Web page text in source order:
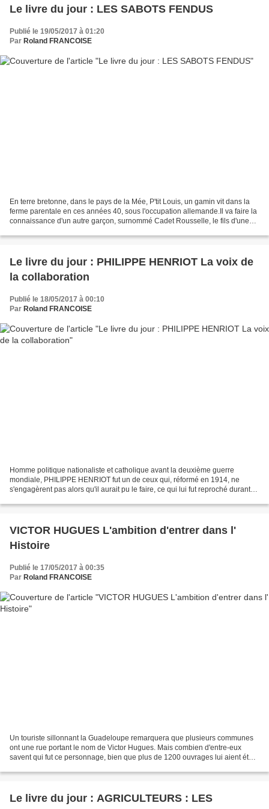
Le livre du jour : LES SABOTS FENDUS
Publié le 19/05/2017 à 01:20
Par Roland FRANCOISE
En terre bretonne, dans le pays de la Mée, P'tit Louis, un gamin vit dans la
ferme parentale en ces années 40, sous l'occupation allemande.Il va faire la
connaissance d'un autre garçon, surnommé Cadet Rousselle, le fils d'une
Le livre du jour : PHILIPPE HENRIOT La voix de
la collaboration
Publié le 18/05/2017 à 00:10
Par Roland FRANCOISE
Homme politique nationaliste et catholique avant la deuxième guerre
mondiale, PHILIPPE HENRIOT fut un de ceux qui, réformé en 1914, ne
s'engagèrent pas alors qu'il aurait pu le faire, ce qui lui fut reproché durant
VICTOR HUGUES L'ambition d'entrer dans l'
Histoire
Publié le 17/05/2017 à 00:35
Par Roland FRANCOISE
Un touriste sillonnant la Guadeloupe remarquera que plusieurs communes
ont une rue portant le nom de Victor Hugues. Mais combien d'entre-eux
savent qui fut ce personnage, bien que plus de 1200 ouvrages lui aient été
Le livre du jour : AGRICULTEURS : LES